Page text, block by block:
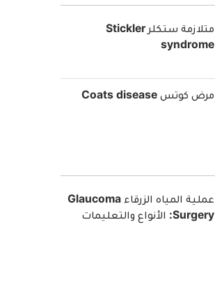
متلازمة ستكلر Stickler
syndrome
مرض كوتس Coats disease
عملية المياه الزرقاء Glaucoma
Surgery: الأنواع والتعليمات